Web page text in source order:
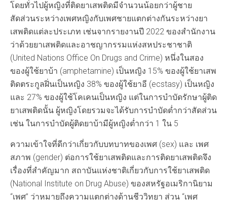
โดยทั่วไปผู้หญิงที่ติดยาเสพติดมีจำนวนน้อยกว่าผู้ชาย
สัดส่วนระหว่างเพศหญิงกับเพศชายแตกต่างกันระหว่างยา
เสพติดแต่ละประเภท เช่นจากรายงานปี 2022 ของสำนักงาน
ว่าด้วยยาเสพติดและอาชญากรรมแห่งสหประชาชาติ
(United Nations Office On Drugs and Crime) หนึ่งในสอง
ของผู้ใช้ยาบ้า (amphetamine) เป็นหญิง 15% ของผู้ใช้ยาเสพ
ติดตระกูลฝิ่นเป็นหญิง 38% ของผู้ใช้ยาอี (ecstasy) เป็นหญิง
และ 27% ของผู้ใช้โคเคนเป็นหญิง แต่ในการบำบัดรักษาผู้ติด
ยาเสพติดนั้น ผู้หญิงโดยรวมจะได้รับการบำบัดต่ำกว่าสัดส่วน
เช่น ในการบำบัดผู้ติดยาบ้ามีผู้หญิงต่ำกว่า 1 ใน 5
ความเข้าใจที่ดีกว่าเกี่ยวกับบทบาทของเพศ (sex) และ เพศ
สภาพ (gender) ต่อการใช้ยาเสพติดและการติดยาเสพติดจึง
เรื่องที่สำคัญมาก สถาบันแห่งชาติเกี่ยวกับการใช้ยาเสพติด
(National Institute on Drug Abuse) ของสหรัฐอเมริกานิยาม
“เพศ” ว่าหมายถึงความแตกต่างด้านชีววิทยา ส่วน “เพศ